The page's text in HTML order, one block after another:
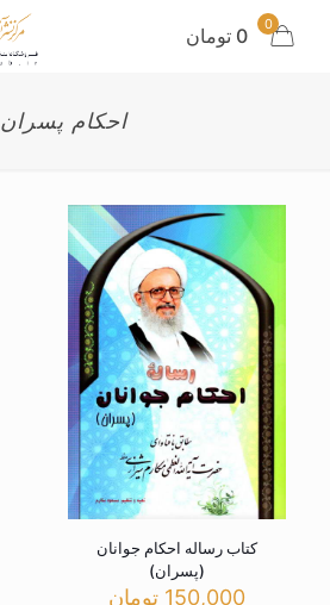
0 0 تومان
احکام پسران
کتاب رساله احکام جوانان
(پسران)
150,000 تومان